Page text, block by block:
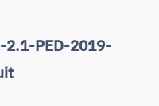
PED-2019-